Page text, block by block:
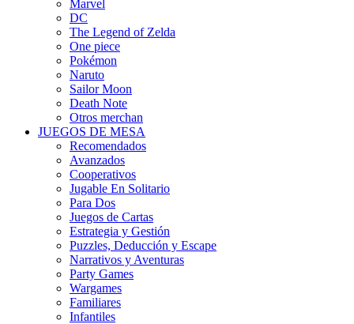
Marvel
DC
The Legend of Zelda
One piece
Pokémon
Naruto
Sailor Moon
Death Note
Otros merchan
JUEGOS DE MESA
Recomendados
Avanzados
Cooperativos
Jugable En Solitario
Para Dos
Juegos de Cartas
Estrategia y Gestión
Puzzles, Deducción y Escape
Narrativos y Aventuras
Party Games
Wargames
Familiares
Infantiles